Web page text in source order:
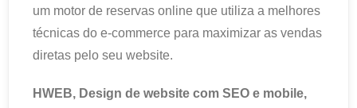
um motor de reservas online que utiliza a melhores
técnicas do e-commerce para maximizar as vendas
diretas pelo seu website.
HWEB, Design de website com SEO e mobile,